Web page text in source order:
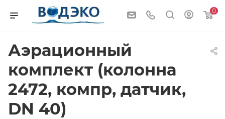
0
Аэрационный
комплект (колонна
2472, компр, датчик,
DN 40)